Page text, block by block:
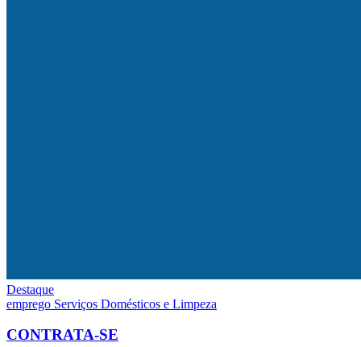
Destaque
emprego Serviços Domésticos e Limpeza
CONTRATA-SE